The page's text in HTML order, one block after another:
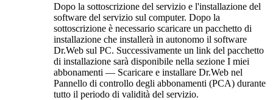
Dopo la sottoscrizione del servizio e l'installazione del
software del servizio sul computer. Dopo la
sottoscrizione è necessario scaricare un pacchetto di
installazione che installerà in autonomo il software
Dr.Web sul PC. Successivamente un link del pacchetto
di installazione sarà disponibile nella sezione I miei
abbonamenti — Scaricare e installare Dr.Web nel
Pannello di controllo degli abbonamenti (PCA) durante
tutto il periodo di validità del servizio.